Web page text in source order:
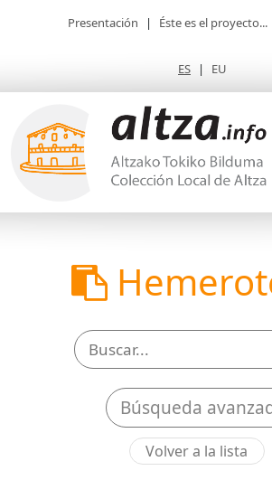
Presentación | Éste es el proyecto...
ES | EU
Búsqueda
Volver a la lista